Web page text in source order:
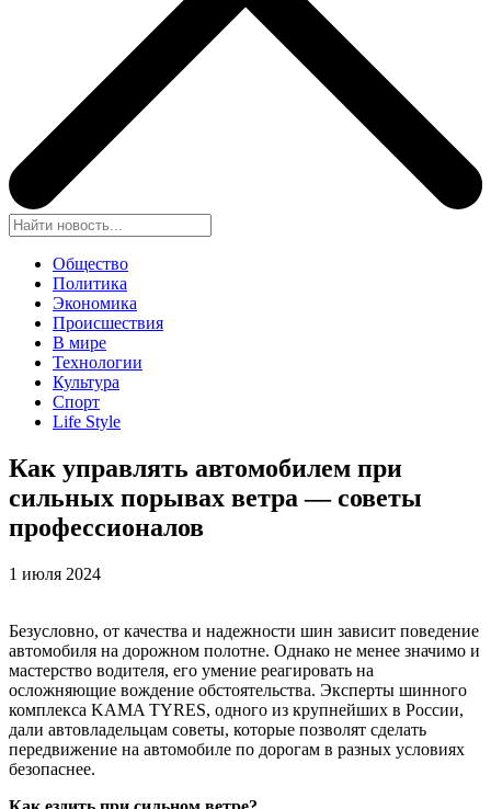
Общество
Политика
Экономика
Происшествия
В мире
Технологии
Культура
Спорт
Life Style
Как управлять автомобилем при
сильных порывах ветра — советы
профессионалов
1 июля 2024
Безусловно, от качества и надежности шин зависит поведение
автомобиля на дорожном полотне. Однако не менее значимо и
мастерство водителя, его умение реагировать на
осложняющие вождение обстоятельства. Эксперты шинного
комплекса KAMA TYRES, одного из крупнейших в России,
дали автовладельцам советы, которые позволят сделать
передвижение на автомобиле по дорогам в разных условиях
безопаснее.